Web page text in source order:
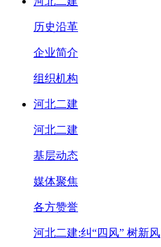
历史沿革
企业简介
组织机构
河北二建
河北二建
基层动态
媒体聚焦
各方赞誉
河北二建:纠“四风” 树新风